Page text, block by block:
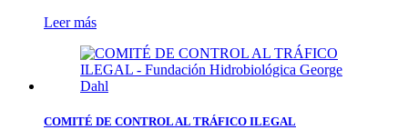
Leer más
COMITÉ DE CONTROL AL TRÁFICO ILEGAL